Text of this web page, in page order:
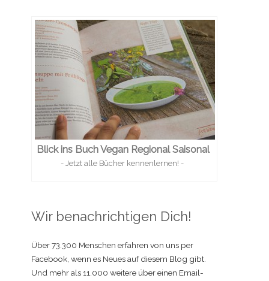
Blick ins Buch Vegan Regional Saisonal
- Jetzt alle Bücher kennenlernen! -
Wir benachrichtigen Dich!
Über 73.300 Menschen erfahren von uns per
Facebook, wenn es Neues auf diesem Blog gibt.
Und mehr als 11.000 weitere über einen Email-